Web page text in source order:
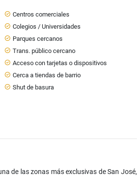
Centros comerciales
Colegios / Universidades
Parques cercanos
Trans. público cercano
Acceso con tarjetas o dispositivos
Cerca a tiendas de barrio
Shut de basura
de las zonas más exclusivas de San José,